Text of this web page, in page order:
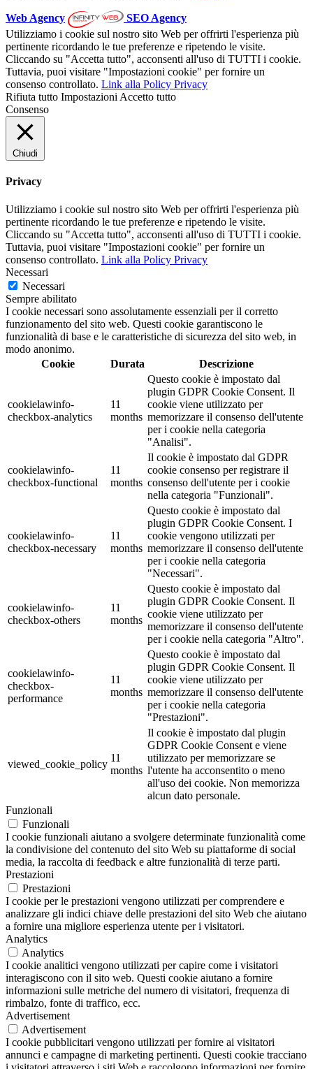
Web Agency
SEO Agency
Utilizziamo i cookie sul nostro sito Web per offrirti l'esperienza più
pertinente ricordando le tue preferenze e ripetendo le visite.
Cliccando su "Accetta tutto", acconsenti all'uso di TUTTI i cookie.
Tuttavia, puoi visitare "Impostazioni cookie" per fornire un
consenso controllato. Link alla Policy Privacy
Rifiuta tutto Impostazioni Accetto tutto
Consenso
Chiudi
Privacy
Utilizziamo i cookie sul nostro sito Web per offrirti l'esperienza più
pertinente ricordando le tue preferenze e ripetendo le visite.
Cliccando su "Accetta tutto", acconsenti all'uso di TUTTI i cookie.
Tuttavia, puoi visitare "Impostazioni cookie" per fornire un
consenso controllato. Link alla Policy Privacy
Necessari
Necessari
Sempre abilitato
I cookie necessari sono assolutamente essenziali per il corretto
funzionamento del sito web. Questi cookie garantiscono le
funzionalità di base e le caratteristiche di sicurezza del sito web, in
modo anonimo.
Cookie
Durata Descrizione
cookielawinfo-
checkbox-analytics
11
months
Questo cookie è impostato dal
plugin GDPR Cookie Consent. Il
cookie viene utilizzato per
memorizzare il consenso dell'utente
per i cookie nella categoria
"Analisi".
cookielawinfo-
checkbox-functional
11
months
Il cookie è impostato dal GDPR
cookie consenso per registrare il
consenso dell'utente per i cookie
nella categoria "Funzionali".
cookielawinfo-
checkbox-necessary
11
months
Questo cookie è impostato dal
plugin GDPR Cookie Consent. I
cookie vengono utilizzati per
memorizzare il consenso dell'utente
per i cookie nella categoria
"Necessari".
cookielawinfo-
checkbox-others
11
months
Questo cookie è impostato dal
plugin GDPR Cookie Consent. Il
cookie viene utilizzato per
memorizzare il consenso dell'utente
per i cookie nella categoria "Altro".
cookielawinfo-
checkbox-
performance
11
months
Questo cookie è impostato dal
plugin GDPR Cookie Consent. Il
cookie viene utilizzato per
memorizzare il consenso dell'utente
per i cookie nella categoria
"Prestazioni".
viewed_cookie_policy
11
months
Il cookie è impostato dal plugin
GDPR Cookie Consent e viene
utilizzato per memorizzare se
l'utente ha acconsentito o meno
all'uso dei cookie. Non memorizza
alcun dato personale.
Funzionali
Funzionali
I cookie funzionali aiutano a svolgere determinate funzionalità come
la condivisione del contenuto del sito Web su piattaforme di social
media, la raccolta di feedback e altre funzionalità di terze parti.
Prestazioni
Prestazioni
I cookie per le prestazioni vengono utilizzati per comprendere e
analizzare gli indici chiave delle prestazioni del sito Web che aiutano
a fornire una migliore esperienza utente per i visitatori.
Analytics
Analytics
I cookie analitici vengono utilizzati per capire come i visitatori
interagiscono con il sito web. Questi cookie aiutano a fornire
informazioni sulle metriche del numero di visitatori, frequenza di
rimbalzo, fonte di traffico, ecc.
Advertisement
Advertisement
I cookie pubblicitari vengono utilizzati per fornire ai visitatori
annunci e campagne di marketing pertinenti. Questi cookie tracciano